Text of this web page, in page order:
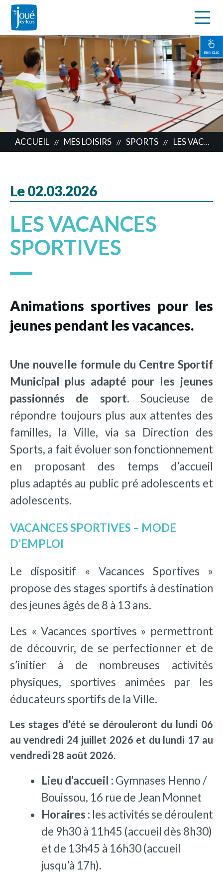
Aller
contenu
principal
EN 1 CLIC
ACCUEIL // MES LOISIRS // SPORTS // LES VACANCES SPORTIVES
Le 02.03.2026
LES VACANCES
SPORTIVES
Animations sportives pour les
jeunes pendant les vacances.
Une nouvelle formule du Centre Sportif
Municipal plus adapté pour les jeunes
passionnés de sport. Soucieuse de
répondre toujours plus aux attentes des
familles, la Ville, via sa Direction des
Sports, a fait évoluer son fonctionnement
en proposant des temps d’accueil
plus adaptés au public pré adolescents et
adolescents.
VACANCES SPORTIVES – MODE
D’EMPLOI
Le dispositif « Vacances Sportives »
propose des stages sportifs à destination
des jeunes âgés de 8 à 13 ans.
Les « Vacances sportives » permettront
de découvrir, de se perfectionner et de
s’initier à de nombreuses activités
physiques, sportives animées par les
éducateurs sportifs de la Ville.
Les stages d’été se dérouleront du lundi 06
au vendredi 24 juillet 2026 et du lundi 17 au
vendredi 28 août 2026.
Lieu d’accueil : Gymnases Henno /
Bouissou, 16 rue de Jean Monnet
Horaires : les activités se déroulent
de 9h30 à 11h45 (accueil dès 8h30)
et de 13h45 à 16h30 (accueil
jusqu’à 17h).